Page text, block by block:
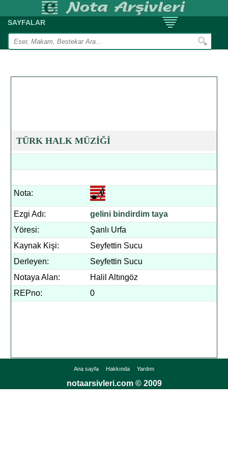
SAYFALAR
TÜRK HALK MÜZİĞİ
Nota:
Ezgi Adı:
gelini bindirdim taya
Yöresi:
Şanlı Urfa
Kaynak Kişi:
Seyfettin Sucu
Derleyen:
Seyfettin Sucu
Notaya Alan:
Halil Altıngöz
REPno:
0
Ana sayfa Hakkında Yardım
notaarsivleri.com © 2009